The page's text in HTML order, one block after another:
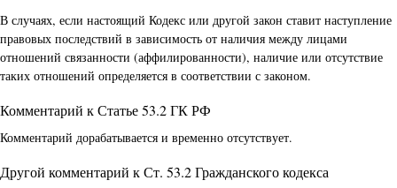
В случаях, если настоящий Кодекс или другой закон ставит наступление
правовых последствий в зависимость от наличия между лицами
отношений связанности (аффилированности), наличие или отсутствие
таких отношений определяется в соответствии с законом.
Комментарий к Статье 53.2 ГК РФ
Комментарий дорабатывается и временно отсутствует.
Другой комментарий к Ст. 53.2 Гражданского кодекса